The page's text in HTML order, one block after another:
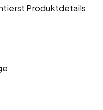
Produktdetails